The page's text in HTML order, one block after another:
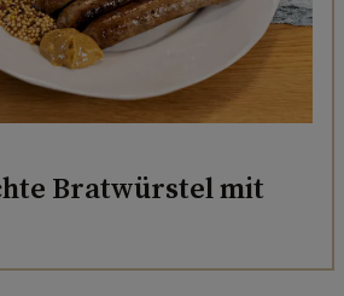
Bratwürstel mit